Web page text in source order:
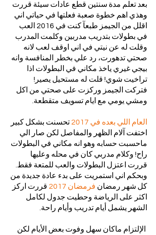
بعد تعلم مدة سنتين قطع عادات سيئة قررت
وهذي اهم خطوة صعبة فعلتها في حياتي اني
اقلل من الجيمز طبعآ كنت في 2016 العب
في بطولات بتدريب مدربين وكلمت المدرب
وقلت له عن نيتي في اني اوقف لعب لانه
صحتي تدهورت، رد علي بخطر المنافسة وانه
بيجي غيري ياخذ مكاني في البطولات اذا
تراخيت شوي! قلت له مستحيل يصير!
فتركت الجيمز وركزت على صحتي من اكل
ومشي يومي مع ايام تسويف متقطعة.
العام اللي بعده في 2017
تحسنت بشكل كبير
اختفت آلام الظهر والمفاصل لكن صار الي
ماحسبت حسابه وهو انه مكاني في البطولات
راح! وكلام مدربي كان في محله وعليها
قررت اعتزل البطولات والعب للمتعة فقط.
وبحكم اني استمريت على بدء عادة جديدة من
كل شهر رمضان فرمضان 2017
قررت اركز
اكثر على الرياضة وحطيت جدول لكامل
الشهر يشمل أيام تدريب وأيام راحة.
الإلتزام ماكان سهل وفوت بعض الأيام لكن